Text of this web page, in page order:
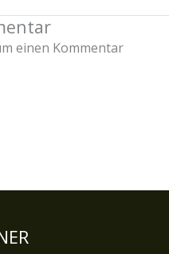
einen Kommentar